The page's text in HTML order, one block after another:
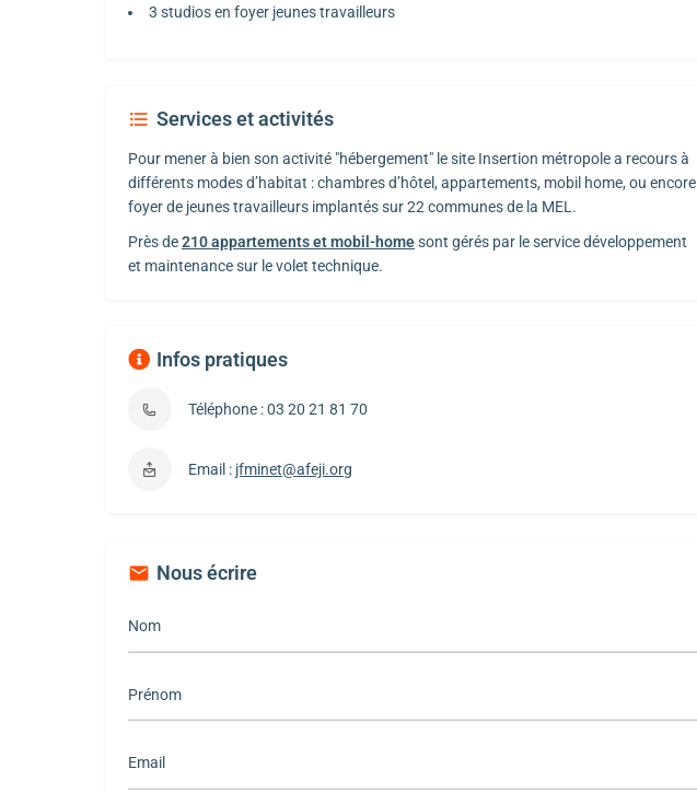
3 studios en foyer jeunes travailleurs
Services et activités
Pour mener à bien son activité "hébergement" le site Insertion métropole a recours à
différents modes d’habitat : chambres d’hôtel, appartements, mobil home, ou encore
foyer de jeunes travailleurs implantés sur 22 communes de la MEL.
Près de210 appartements et mobil-homesont gérés par le service développement
et maintenance sur le volet technique.
Infos pratiques
Téléphone : 03 20 21 81 70
Email : jfminet@afeji.org
Nous écrire